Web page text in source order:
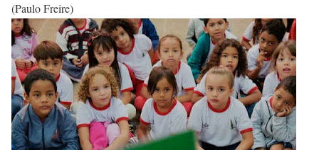
(Paulo Freire)